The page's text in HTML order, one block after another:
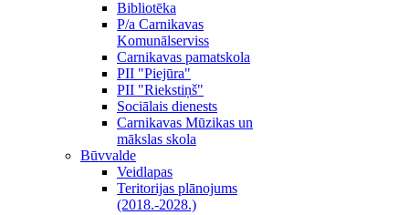
Bibliotēka
P/a Carnikavas
Komunālserviss
Carnikavas pamatskola
PII "Piejūra"
PII "Riekstiņš"
Sociālais dienests
Carnikavas Mūzikas un
mākslas skola
Būvvalde
Veidlapas
Teritorijas plānojums
(2018.-2028.)